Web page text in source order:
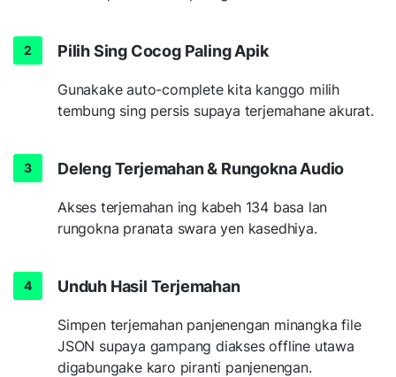
Pilih Sing Cocog Paling Apik
Gunakake auto-complete kita kanggo milih
tembung sing persis supaya terjemahane akurat.
Deleng Terjemahan & Rungokna Audio
Akses terjemahan ing kabeh 134 basa lan
rungokna pranata swara yen kasedhiya.
Unduh Hasil Terjemahan
Simpen terjemahan panjenengan minangka file
JSON supaya gampang diakses offline utawa
digabungake karo piranti panjenengan.